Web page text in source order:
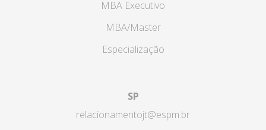
MBA Executivo
MBA/Master
Especialização
SP
relacionamentojt@espm.br